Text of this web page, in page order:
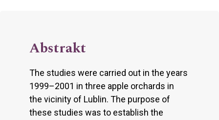
Abstrakt
The studies were carried out in the years
1999–2001 in three apple orchards in
the vicinity of Lublin. The purpose of
these studies was to establish the